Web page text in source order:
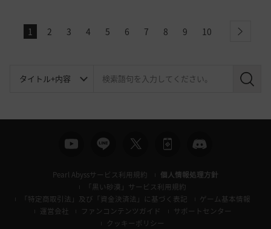
1 2 3 4 5 6 7 8 9 10 next
検
Pearl Abyssサービス利用規約
個人情報処理方針
「黒い砂漠」サービス利用規約
「特定商取引法」及び「資金決済法」に基づく表記
ゲーム基本情報
運営会社
ファンコンテンツガイド
サポートセンター
クッキーポリシー